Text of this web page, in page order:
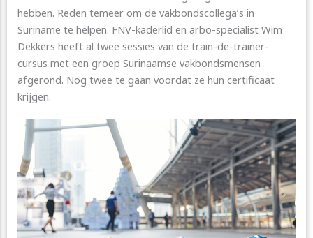
hebben. Reden temeer om de vakbondscollega’s in
Suriname te helpen. FNV-kaderlid en arbo-specialist Wim
Dekkers heeft al twee sessies van de train-de-trainer-
cursus met een groep Surinaamse vakbondsmensen
afgerond. Nog twee te gaan voordat ze hun certificaat
krijgen.